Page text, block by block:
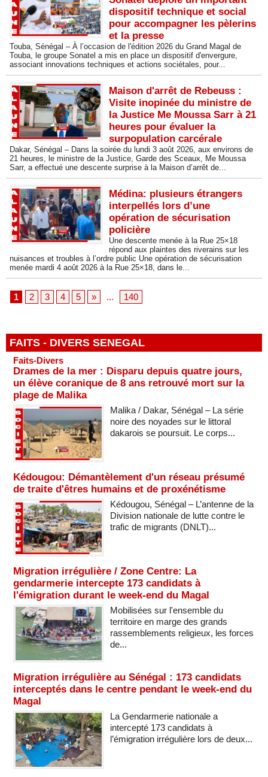
dispositif technique et social
pour accompagner les pèlerins
et la presse
Touba, Sénégal – À l’occasion de l'édition 2026 du Grand Magal de
Touba, le groupe Sonatel a mis en place un dispositif d'envergure,
associant innovations techniques et actions sociétales, pour...
Maison d'arrêt de Rebeuss :
Visite inopinée du ministre de
la Justice Me Moussa Sarr à 21
heures pour évaluer la
surpopulation carcérale
Dakar, Sénégal – Dans la soirée du lundi 3 août 2026, aux environs de
21 heures, le ministre de la Justice, Garde des Sceaux, Me Moussa
Sarr, a effectué une descente surprise à la Maison d’arrêt de...
Médina: plusieurs étrangers
interpellés lors d’une
opération de sécurisation
policière
Une descente menée à la Rue 25×18
répond aux plaintes des riverains sur les
nuisances et troubles à l’ordre public Une opération de sécurisation
menée mardi 4 août 2026 à la Rue 25×18, dans le...
1 2 3 4 5 » ... 140
FAITS - DIVERS SENEGAL
Faits-Divers
Drames de la mer : Disparu depuis quatre jours,
un élève coranique de 8 ans retrouvé mort sur la
plage de Malika
Malika / Dakar, Sénégal – La série
noire des noyades sur le littoral
dakarois se poursuit. Le corps...
Kédougou: Démantèlement d'un réseau présumé
de traite d'êtres humains et de proxénétisme
Kédougou, Sénégal – L’antenne de la
Division nationale de lutte contre le
trafic de migrants (DNLT)...
Migration irrégulière / Zone Centre: La
gendarmerie intercepte 173 candidats à
l'émigration durant le week-end du Magal
Mobilisées sur l'ensemble du
territoire en marge des grands
rassemblements religieux, les forces
de...
Migration irrégulière au Sénégal : 173 candidats
interceptés dans le centre pendant le week-end du
Magal
La Gendarmerie nationale a
intercepté 173 candidats à
l’émigration irrégulière lors de deux...